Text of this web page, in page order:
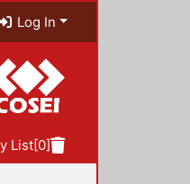
Log In
List[0]